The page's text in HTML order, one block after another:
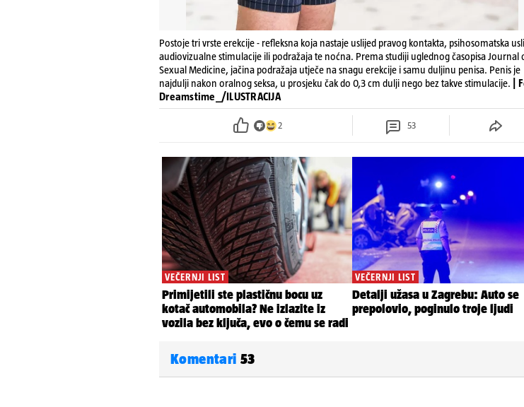
Postoje tri vrste erekcije - refleksna koja nastaje uslijed pravog kontakta, psihosomatska
audiovizualne stimulacije ili podražaja te noćna. Prema studiji uglednog časopisa Journal
Sexual Medicine, jačina podražaja utječe na snagu erekcije i samu duljinu penisa. Penis je
najdulji nakon oralnog seksa, u prosjeku čak do 0,3 cm dulji nego bez takve stimulacije.
|
Dreamstime_/ILUSTRACIJA
2 53
Komentari 53